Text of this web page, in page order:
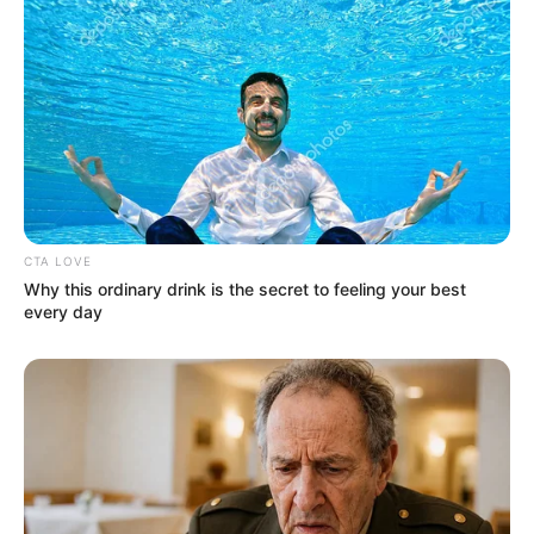
Залишити відповідь
Щоб відправити коментар вам необхідно
авторизуватись.
Погода
Ужгород
Погода на 10 дней отsinoptik.ua
CTA LOVE
Why this ordinary drink is the secret to feeling your best
every day